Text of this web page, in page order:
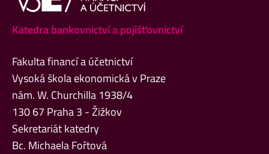
Katedra bankovnictví a pojišťovnictví
Fakulta financí a účetnictví
Vysoká škola ekonomická v Praze
nám. W. Churchilla 1938/4
130 67 Praha 3 - Žižkov
Sekretariát katedry
Bc. Michaela Fořtová